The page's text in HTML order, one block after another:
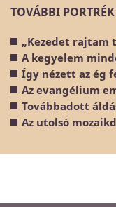
TOVÁBBI PORTRÉK
„Kezedet rajtam
A kegyelem
Így nézett az ég
Az evangélium
Továbbadott
Az utolsó